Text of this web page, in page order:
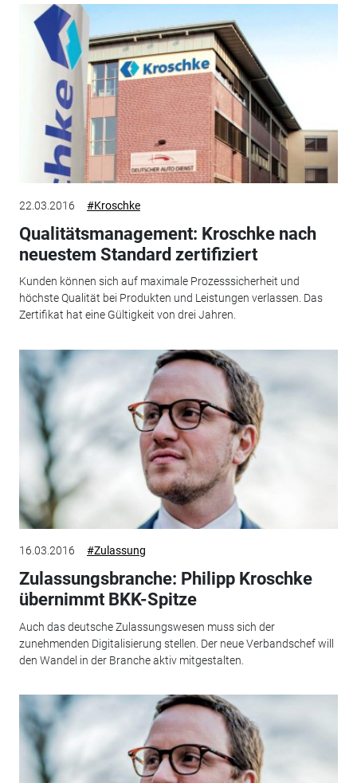
22.03.2016 #Kroschke
Qualitätsmanagement: Kroschke nach
neuestem Standard zertifiziert
Kunden können sich auf maximale Prozesssicherheit und
höchste Qualität bei Produkten und Leistungen verlassen. Das
Zertifikat hat eine Gültigkeit von drei Jahren.
16.03.2016 #Zulassung
Zulassungsbranche: Philipp Kroschke
übernimmt BKK-Spitze
Auch das deutsche Zulassungswesen muss sich der
zunehmenden Digitalisierung stellen. Der neue Verbandschef will
den Wandel in der Branche aktiv mitgestalten.